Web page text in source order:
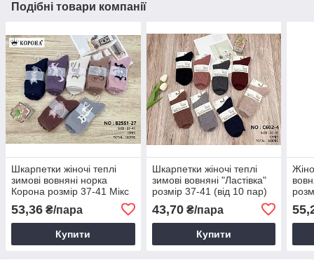
Подібні товари компанії
Шкарпетки жіночі теплі
зимові вовняні норка
Корона розмір 37-41 Мікс
53,36 ₴/пара
Купити
Шкарпетки жіночі теплі
зимові вовняні "Ластівка"
розмір 37-41 (від 10 пар)
43,70₴/пара
Купити